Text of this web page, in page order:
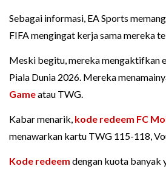
Sebagai informasi, EA Sports
FIFA mengingat kerja sama mereka
Meski begitu, mereka mengaktifkan
Piala Dunia 2026. Mereka
Gameatau TWG.
Kabar menarik, kode redeem FC
menawarkan kartu TWG 115-118,
Kode redeem dengan kuota banyak